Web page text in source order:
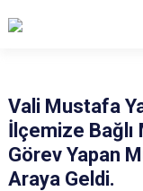
Vali Mustafa
İlçemize Bağlı
Görev Yapan
Araya Geldi.